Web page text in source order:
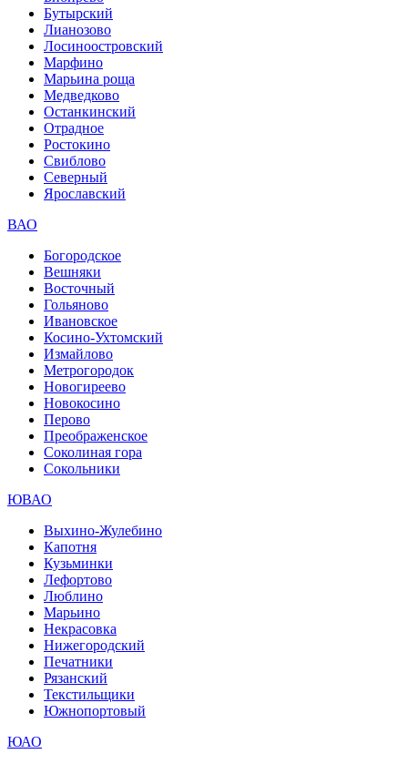
Бутырский
Лианозово
Лосиноостровский
Марфино
Марьина роща
Медведково
Останкинский
Отрадное
Ростокино
Свиблово
Северный
Ярославский
ВАО
Богородское
Вешняки
Восточный
Гольяново
Ивановское
Косино-Ухтомский
Измайлово
Метрогородок
Новогиреево
Новокосино
Перово
Преображенское
Соколиная гора
Сокольники
ЮВАО
Выхино-Жулебино
Капотня
Кузьминки
Лефортово
Люблино
Марьино
Некрасовка
Нижегородский
Печатники
Рязанский
Текстильщики
Южнопортовый
ЮАО